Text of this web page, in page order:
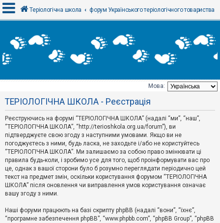
х
і
Т
е
м
и
б
е
з
в
і
д
п
о
в
і
д
й
Теріологічна школа форум Українського теріологічного товариства
Мова:
ТЕРІОЛОГІЧНА ШКОЛА - Реєстрація
Реєструючись на форумі “ТЕРІОЛОГІЧНА ШКОЛА” (надалі “ми”, “наш”,
“ТЕРІОЛОГІЧНА ШКОЛА”, “http://terioshkola.org.ua/forum”), ви
підтверджуєте свою згоду з наступними умовами. Якщо ви не
погоджуєтесь з ними, будь ласка, не заходьте і/або не користуйтесь
“ТЕРІОЛОГІЧНА ШКОЛА”. Ми залишаємо за собою право змінювати ці
правила будь-коли, і зробимо усе для того, щоб проінформувати вас про
це, однак з вашої сторони було б розумно переглядати періодично цей
текст на предмет змін, оскільки користування форумом “ТЕРІОЛОГІЧНА
ШКОЛА” після оновлення чи виправлення умов користування означає
вашу згоду з ними.
Наші форуми працюють на базі скрипту phpBB (надалі “вони”, “їхнє”,
“програмне забезпечення phpBB”, “www.phpbb.com”, “phpBB Group”, “phpBB